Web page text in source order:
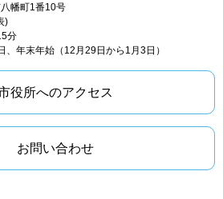
幡町1番10号
)
分
年末年始（12月29日から1月3日）
役所へのアクセス
お問い合わせ